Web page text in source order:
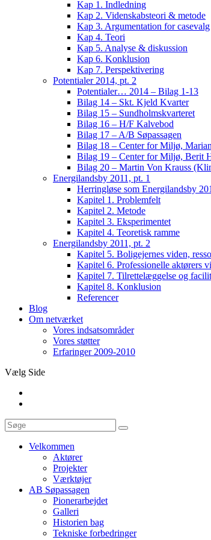
Kap 1. Indledning
Kap 2. Videnskabsteori & metode
Kap 3. Argumentation for casevalg
Kap 4. Teori
Kap 5. Analyse & diskussion
Kap 6. Konklusion
Kap 7. Perspektivering
Potentialer 2014, pt. 2
Potentialer… 2014 – Bilag 1-13
Bilag 14 – Skt. Kjeld Kvarter
Bilag 15 – Sundholmskvarteret
Bilag 16 – H/F Kalvebod
Bilag 17 – A/B Søpassagen
Bilag 18 – Center for Miljø,
Bilag 19 – Center for Miljø, Berit
Bilag 20 – Martin Von Krauss
Energilandsby 2011, pt. 1
Herringløse som Energilandsby
Kapitel 1. Problemfelt
Kapitel 2. Metode
Kapitel 3. Eksperimentet
Kapitel 4. Teoretisk ramme
Energilandsby 2011, pt. 2
Kapitel 5. Boligejernes viden,
Kapitel 6. Professionelle aktørers
Kapitel 7. Tilrettelæggelse og
Kapitel 8. Konklusion
Referencer
Blog
Om netværket
Vores indsatsområder
Vores støtter
Erfaringer 2009-2010
Vælg Side
Velkommen
Aktører
Projekter
Værktøjer
AB Søpassagen
Pionerarbejdet
Galleri
Historien bag
Tekniske forbedringer